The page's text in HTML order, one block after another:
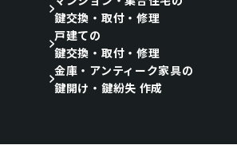
鍵交換・取付・修理
戸建ての
鍵交換・取付・修理
金庫・アンティーク家具の
鍵開け・鍵紛失 作成